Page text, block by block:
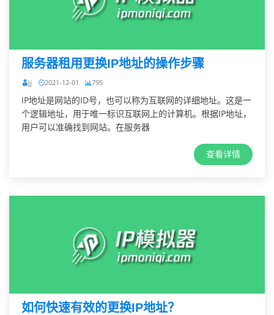
服务器租用更换IP地址的操作步骤
jj 2021-12-01 795
IP地址是网站的ID号，也可以称为互联网的详细地址。这是一
个逻辑地址，用于唯一标识互联网上的计算机。根据IP地址，
用户可以准确找到网站。在服务器
查看详情
如何快速有效的更换IP地址？